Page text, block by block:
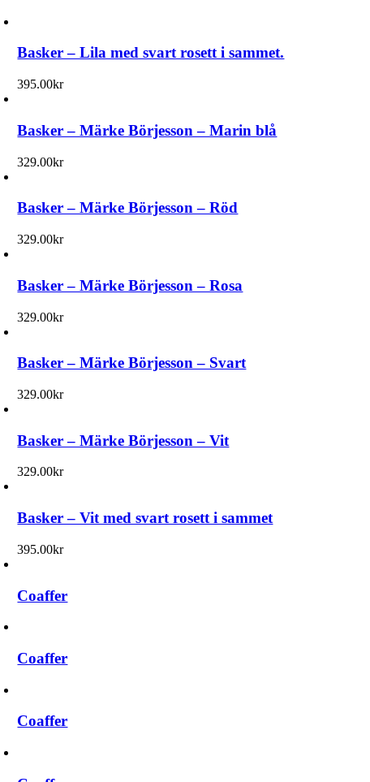
Basker – Lila med svart rosett i sammet.
395.00kr
Basker – Märke Börjesson – Marin blå
329.00kr
Basker – Märke Börjesson – Röd
329.00kr
Basker – Märke Börjesson – Rosa
329.00kr
Basker – Märke Börjesson – Svart
329.00kr
Basker – Märke Börjesson – Vit
329.00kr
Basker – Vit med svart rosett i sammet
395.00kr
Coaffer
Coaffer
Coaffer